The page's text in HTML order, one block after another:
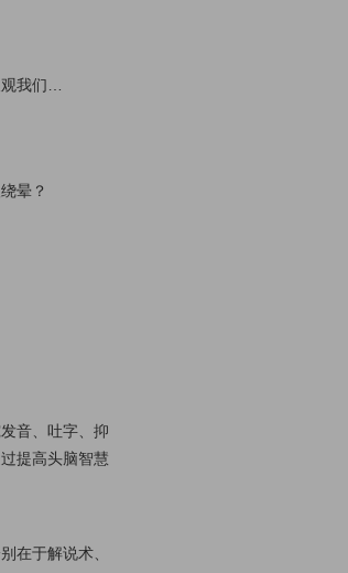
我们…
晕？
音、吐字、抑
提高头脑智慧
在于解说术、